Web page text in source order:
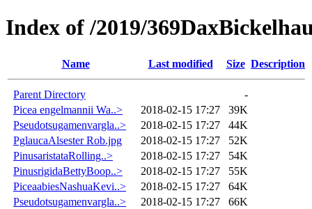
Index of /2019/
Name Last modified Size Description
Parent Directory
-
Picea engelmannii Wa..>
2018-02-15 17:27
39K
Pseudotsugamenvargla..>
2018-02-15 17:27
44K
PglaucaAlsester Rob.jpg
2018-02-15 17:27
52K
PinusaristataRolling..>
2018-02-15 17:27
54K
PinusrigidaBettyBoop..>
2018-02-15 17:27
55K
PiceaabiesNashuaKevi..>
2018-02-15 17:27
64K
Pseudotsugamenvargla..>
2018-02-15 17:27
66K